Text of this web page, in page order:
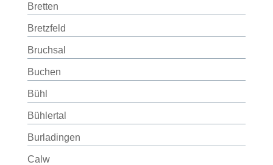
Bretten
Bretzfeld
Bruchsal
Buchen
Bühl
Bühlertal
Burladingen
Calw